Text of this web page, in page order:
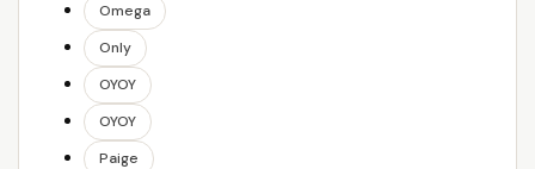
Omega
Only
OYOY
OYOY
Paige